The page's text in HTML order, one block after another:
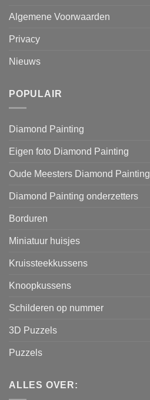
Algemene Voorwaarden
Privacy
Nieuws
POPULAIR
Diamond Painting
Eigen foto Diamond Painting
Oude Meesters Diamond Painting
Diamond Painting onderzetters
Borduren
Miniatuur huisjes
Kruissteekkussens
Knoopkussens
Schilderen op nummer
3D Puzzels
Puzzels
ALLES OVER: